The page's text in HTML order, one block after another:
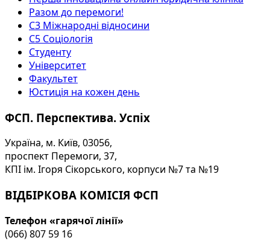
Разом до перемоги!
С3 Міжнародні відносини
С5 Соціологія
Студенту
Університет
Факультет
Юстиція на кожен день
ФСП. Перспектива. Успіх
Україна, м. Київ, 03056,
проспект Перемоги, 37,
КПІ ім. Ігоря Сікорського, корпуси №7 та №19
ВІДБІРКОВА КОМІСІЯ ФСП
Телефон «гарячої лінії»
(066) 807 59 16